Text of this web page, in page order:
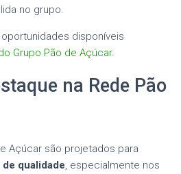
no grupo.
disponíveis
Grupo Pão de Açúcar.
na Rede Pão
Açúcar são projetados para
qualidade, especialmente nos